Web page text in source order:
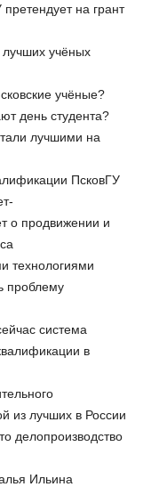
на грант
учёных
учёные?
день студента?
лучшими на
ПсковГУ
о продвижении и
технологиями
проблему
система
в
из лучших в России
делопроизводство
Ильина